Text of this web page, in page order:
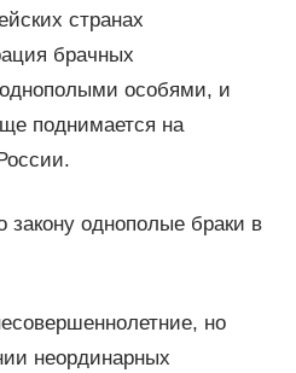
странах
брачных
особями, и
поднимается на
однополые браки в
но
неординарных